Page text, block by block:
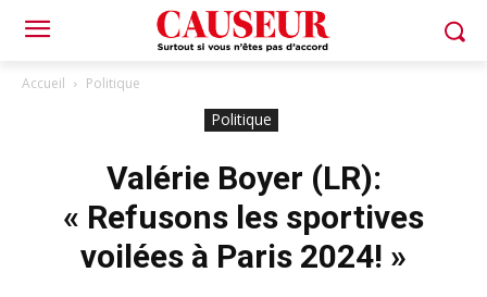
Accueil Politique
Politique
Valérie Boyer (LR):
« Refusons les sportives
voilées à Paris 2024! »